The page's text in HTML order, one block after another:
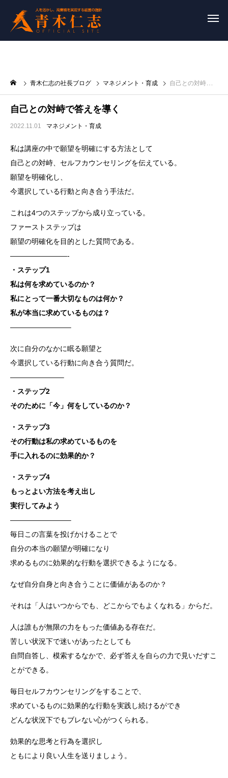
青木仁志の社長ブログ マネジメント・育成 自己との対峙で答えを導く
自己との対峙で答えを導く
2022.11.01 マネジメント・育成
私は講座の中で願望を明確にする方法として
自己との対峙、セルフカウンセリングを伝えている。
願望を明確化し、
今選択している行動と向き合う手法だ。
これは4つのステップから成り立っている。
ファーストステップは
願望の明確化を目的とした質問である。
————————-
・ステップ1
私は何を求めているのか？
私にとって一番大切なものは何か？
私が本当に求めているものは？
————————–
次に自分のなかに眠る願望と
今選択している行動に向き合う質問だ。
———————–
・ステップ2
そのために「今」何をしているのか？
・ステップ3
その行動は私の求めているものを
手に入れるのに効果的か？
・ステップ4
もっとよい方法を考え出し
実行してみよう
————————–
毎日この言葉を投げかけることで
自分の本当の願望が明確になり
求めるものに効果的な行動を選択できるようになる。
なぜ自分自身と向き合うことに価値があるのか？
それは「人はいつからでも、どこからでもよくなれる」からだ。
人は誰もが無限の力をもった価値ある存在だ。
苦しい状況下で迷いがあったとしても
自問自答し、模索するなかで、必ず答えを自らの力で見いだすこ
とができる。
毎日セルフカウンセリングをすることで、
求めているものに効果的な行動を実践し続けるができ
どんな状況下でもブレない心がつくられる。
効果的な思考と行為を選択し
ともにより良い人生を送りましょう。